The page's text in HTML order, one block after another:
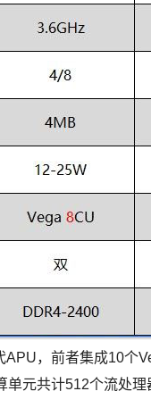
，前者集成10个
元共计512个流处理